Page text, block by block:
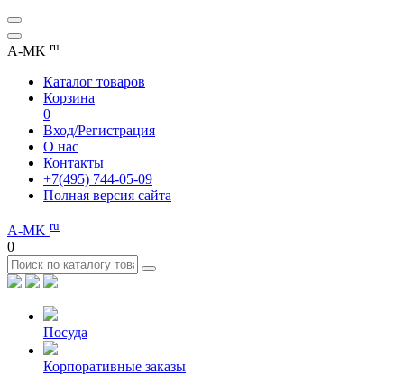
A-MK ru
Каталог товаров
Корзина
0
Вход/Регистрация
О нас
Контакты
+7(495) 744-05-09
Полная версия сайта
A-MK ru
0
Посуда
Корпоративные заказы